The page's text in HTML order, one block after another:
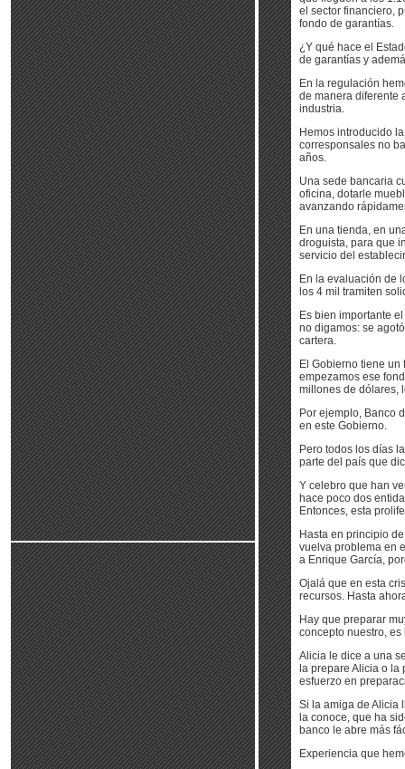
el sector financiero,
fondo de garantías.
¿Y qué hace el
de garantías y
En la regulación
de manera diferente
industria.
Hemos introducido
corresponsales no
años.
Una sede bancaria
oficina, dotarle
avanzando
En una tienda, en
droguista, para que
servicio del
En la evaluación de
los 4 mil tramiten
Es bien importante
no digamos: se
cartera.
El Gobierno tiene
empezamos ese
millones de dólares,
Por ejemplo, Banco
en este Gobierno.
Pero todos los días
parte del país que
Y celebro que han
hace poco dos
Entonces, esta
Hasta en principio
vuelva problema en
a Enrique García,
Ojalá que en esta
recursos. Hasta
Hay que preparar
concepto nuestro,
Alicia le dice a una
la prepare Alicia o
esfuerzo en
Si la amiga de Alicia
la conoce, que ha
banco le abre más
Experiencia que